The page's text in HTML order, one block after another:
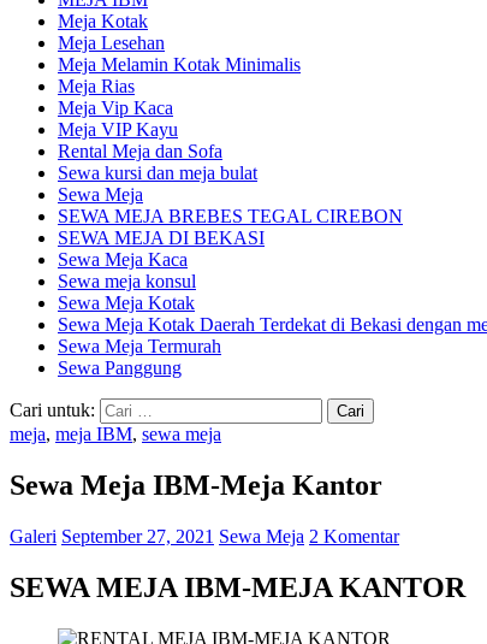
Meja Kotak
Meja Lesehan
Meja Melamin Kotak Minimalis
Meja Rias
Meja Vip Kaca
Meja VIP Kayu
Rental Meja dan Sofa
Sewa kursi dan meja bulat
Sewa Meja
SEWA MEJA BREBES TEGAL CIREBON
SEWA MEJA DI BEKASI
Sewa Meja Kaca
Sewa meja konsul
Sewa Meja Kotak
Sewa Meja Kotak Daerah Terdekat di Bekasi dengan
Sewa Meja Termurah
Sewa Panggung
Cari untuk:
meja, meja IBM, sewa meja
Sewa Meja IBM-Meja Kantor
Galeri September 27, 2021 Sewa Meja 2 Komentar
SEWA MEJA IBM-MEJA KANTOR